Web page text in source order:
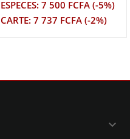
ESPECES: 7 500 FCFA (-5%)
CARTE: 7 737 FCFA (-2%)
